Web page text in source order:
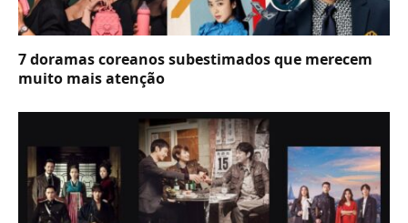
7 doramas coreanos subestimados que merecem
muito mais atenção